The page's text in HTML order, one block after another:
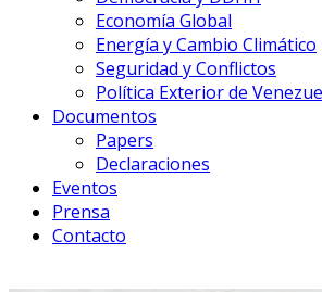
Economía Global
Energía y Cambio Climático
Seguridad y Conflictos
Política Exterior de
Documentos
Papers
Declaraciones
Eventos
Prensa
Contacto